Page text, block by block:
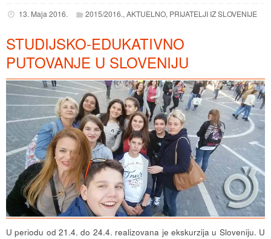
13. Maja 2016. 2015/2016.,AKTUELNO, PRIJATELJI IZ SLOVENIJE
STUDIJSKO-EDUKATIVNO
PUTOVANJE U SLOVENIJU
U periodu od 21.4. do 24.4. realizovana je ekskurzija u Sloveniju. U